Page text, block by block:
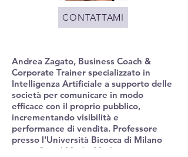
CONTATTAMI
Andrea Zagato, Business Coach &
Corporate Trainer specializzato in
Intelligenza Artificiale a supporto delle
società per comunicare in modo
efficace con il proprio pubblico,
incrementando visibilità e
performance di vendita. Professore
presso l'Università Bicocca di Milano
corso: Social Media Marketing e